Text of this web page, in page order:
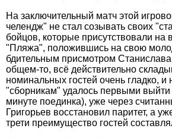
На заключительный матч этой
челендж" не стал созывать своих
бойцов, которые присутствовали на
"Пляжа", положившись на свою
бдительным присмотром
общем-то, всё действительно
номинальных гостей очень гладко, и
"сборникам" удалось первыми
минуте поединка), уже через
Григорьев восстановил паритет, а
трети преимущество гостей